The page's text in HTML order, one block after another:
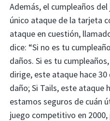
Además, el cumpleaños
único ataque de la tarjeta
ataque en cuestión,
dice: “Si no es tu
daños. Si es tu
dirige, este ataque hace
daño; Si Tails, este ataque
estamos seguros de cuán
juego competitivo en